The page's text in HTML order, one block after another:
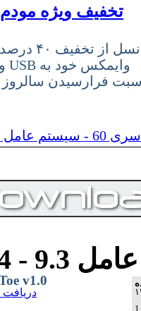
تخفیف ویژه
فرارسیدن
عامل 9.3 - 9.4
v1.0
دریافت